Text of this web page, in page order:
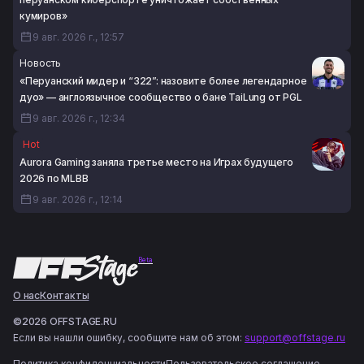
кумиров»
9 авг. 2026 г., 12:57
Новость
«Перуанский мидер и “322”: назовите более легендарное
дуо» — англоязычное сообщество о бане TaiLung от PGL
9 авг. 2026 г., 12:34
Hot
Aurora Gaming заняла третье место на Играх будущего
2026 по MLBB
9 авг. 2026 г., 12:14
Beta
О насКонтакты
©2026 OFFSTAGE.RU
Если вы нашли ошибку, сообщите нам об этом: support@offstage.ru